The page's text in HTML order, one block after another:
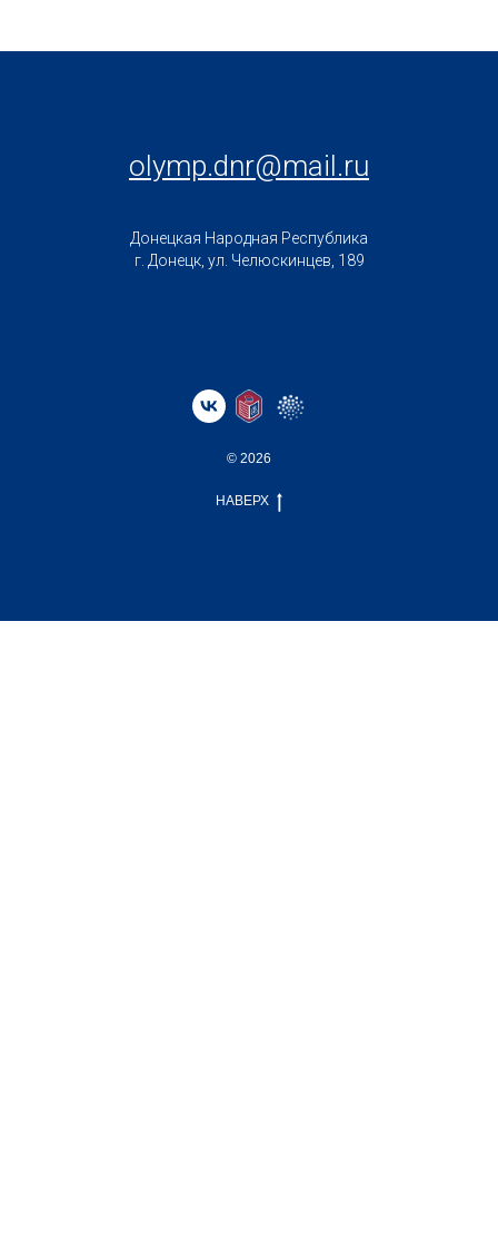
olymp.dnr@mail.ru
Донецкая Народная Республика
г. Донецк, ул. Челюскинцев, 189
© 2026
НАВЕРХ